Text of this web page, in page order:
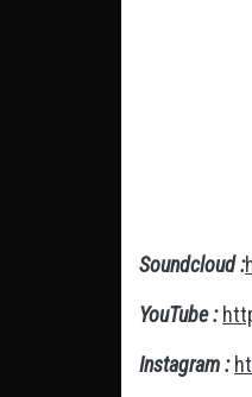
Soundcloud :
YouTube :
Instagram :